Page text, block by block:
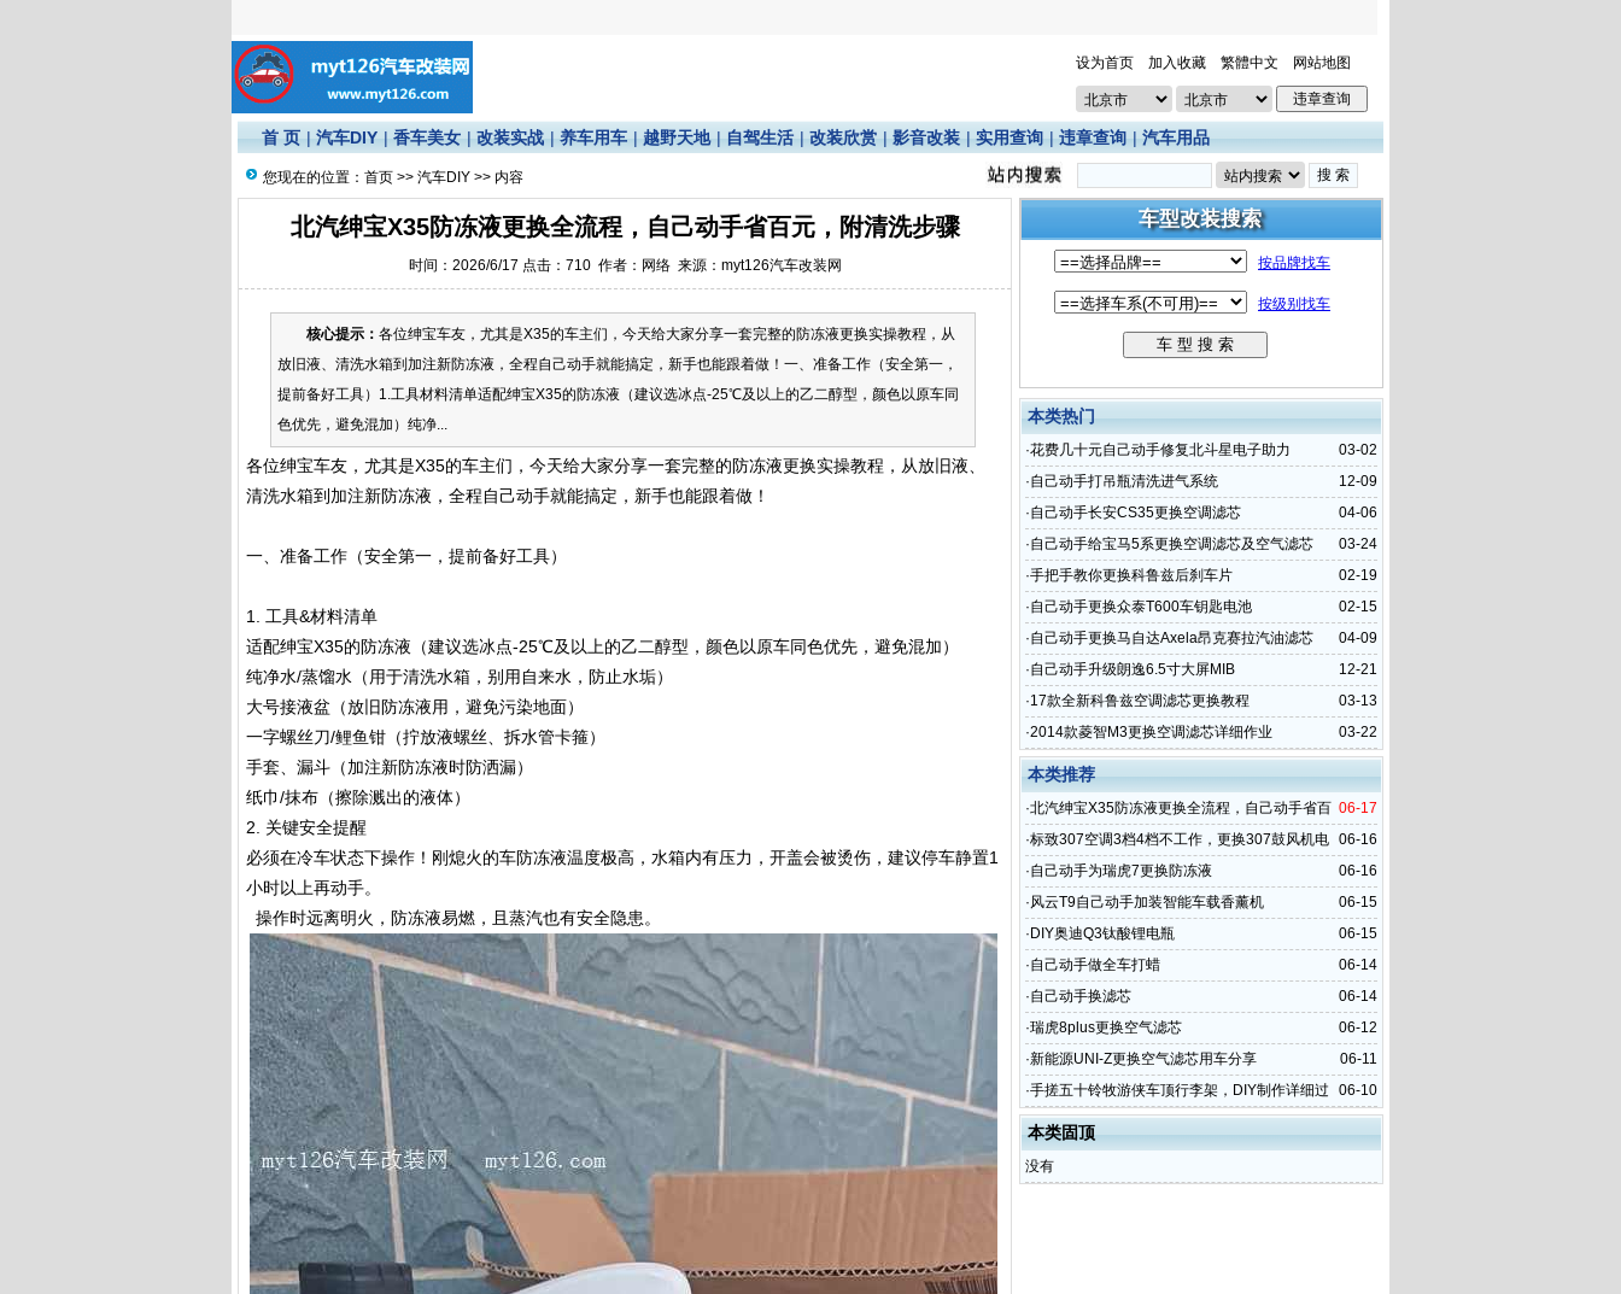
设为首页 加入收藏 繁體中文 网站地图
首 页 |汽车DIY |香车美女 |改装实战 |养车用车 |越野天地 |自驾生活 |改装欣赏 |影音改装 |实用查询 |违章查询 |汽车用品
您现在的位置： 首页 >> 汽车DIY >> 内容
北汽绅宝X35防冻液更换全流程，自己动手省百元，附清洗步骤
时间：2026/6/17 点击： 710作者：网络 来源：myt126汽车改装网
核心提示： 各位绅宝车友，尤其是X35的车主们，今天给大家分享一套完整的防冻液更换实操教程，从
放旧液、清洗水箱到加注新防冻液，全程自己动手就能搞定，新手也能跟着做！一、准备工作（安全第一，
提前备好工具）1.工具材料清单适配绅宝X35的防冻液（建议选冰点-25℃及以上的乙二醇型，颜色以原车同
色优先，避免混加）纯净...
各位绅宝车友，尤其是X35的车主们，今天给大家分享一套完整的防冻液更换实操教程，从放旧液、
清洗水箱到加注新防冻液，全程自己动手就能搞定，新手也能跟着做！
一、准备工作（安全第一，提前备好工具）
1. 工具&材料清单
适配绅宝X35的防冻液（建议选冰点-25℃及以上的乙二醇型，颜色以原车同色优先，避免混加）
纯净水/蒸馏水（用于清洗水箱，别用自来水，防止水垢）
大号接液盆（放旧防冻液用，避免污染地面）
一字螺丝刀/鲤鱼钳（拧放液螺丝、拆水管卡箍）
手套、漏斗（加注新防冻液时防洒漏）
纸巾/抹布（擦除溅出的液体）
2. 关键安全提醒
必须在冷车状态下操作！刚熄火的车防冻液温度极高，水箱内有压力，开盖会被烫伤，建议停车静置1
小时以上再动手。
操作时远离明火，防冻液易燃，且蒸汽也有安全隐患。
本类热门
03-02
·花费几十元自己动手修复北斗星电子助力
12-09
·自己动手打吊瓶清洗进气系统
04-06
·自己动手长安CS35更换空调滤芯
03-24
·自己动手给宝马5系更换空调滤芯及空气滤芯
02-19
·手把手教你更换科鲁兹后刹车片
02-15
·自己动手更换众泰T600车钥匙电池
04-09
·自己动手更换马自达Axela昂克赛拉汽油滤芯
12-21
·自己动手升级朗逸6.5寸大屏MIB
03-13
·17款全新科鲁兹空调滤芯更换教程
03-22
·2014款菱智M3更换空调滤芯详细作业
本类推荐
06-17
·北汽绅宝X35防冻液更换全流程，自己动手省百
元，附清洗步骤
06-16
·标致307空调3档4档不工作，更换307鼓风机电
阻及插头
06-16
·自己动手为瑞虎7更换防冻液
06-15
·风云T9自己动手加装智能车载香薰机
06-15
· DIY奥迪Q3钛酸锂电瓶
06-14
·自己动手做全车打蜡
06-14
·自己动手换滤芯
06-12
·瑞虎8plus更换空气滤芯
06-11
·新能源UNI-Z更换空气滤芯用车分享
06-10
·手搓五十铃牧游侠车顶行李架，DIY制作详细过
程
本类固顶
没有